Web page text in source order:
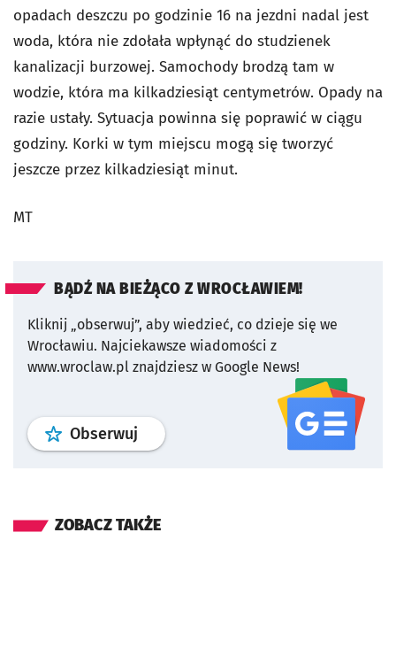
opadach deszczu po godzinie 16 na jezdni nadal jest
woda, która nie zdołała wpłynąć do studzienek
kanalizacji burzowej. Samochody brodzą tam w
wodzie, która ma kilkadziesiąt centymetrów. Opady na
razie ustały. Sytuacja powinna się poprawić w ciągu
godziny. Korki w tym miejscu mogą się tworzyć
jeszcze przez kilkadziesiąt minut.
MT
BĄDŹ NA BIEŻĄCO Z WROCŁAWIEM!
Kliknij „obserwuj”, aby wiedzieć, co dzieje się we
Wrocławiu. Najciekawsze wiadomości z
www.wroclaw.pl znajdziesz w Google News!
Obserwuj profil serwisu
ZOBACZ TAKŻE